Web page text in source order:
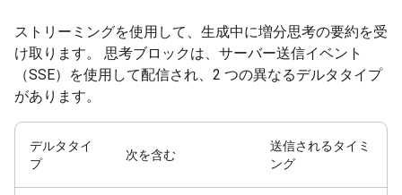
ストリーミングを使用して、生成中に増分思考の要約を受
け取ります。 思考ブロックは、サーバー送信イベント
（SSE）を使用して配信され、2 つの異なるデルタタイプ
があります。
デルタタイ
プ
次を含む
送信されるタイミ
ング